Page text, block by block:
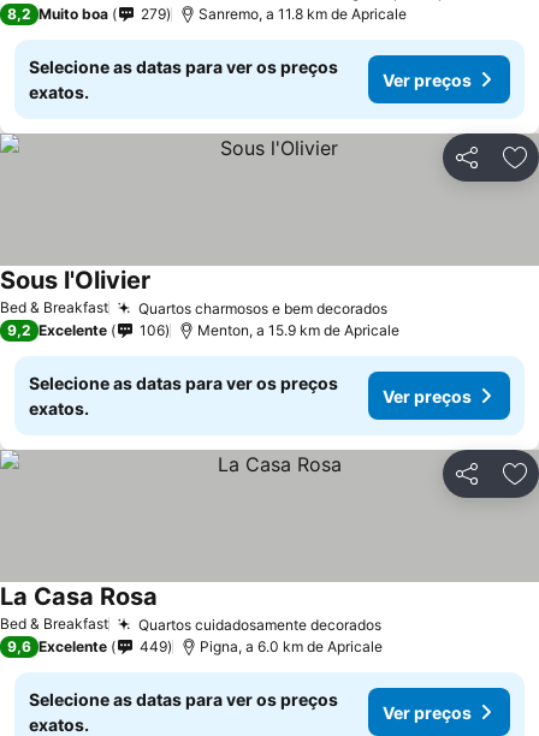
8,2 Muito boa 279 Sanremo, a 11.8 km de Apricale
Selecione as datas para ver os preços
exatos.
Ver preços
Partilhar
Bed & Breakfast Quartos charmosos e bem decorados
Sous l'Olivier
9,2 Excelente 106 Menton, a 15.9 km de Apricale
Selecione as datas para ver os preços
exatos.
Ver preços
Partilhar
Bed & Breakfast Quartos cuidadosamente decorados
La Casa Rosa
9,6 Excelente 449 Pigna, a 6.0 km de Apricale
Selecione as datas para ver os preços
exatos.
Ver preços